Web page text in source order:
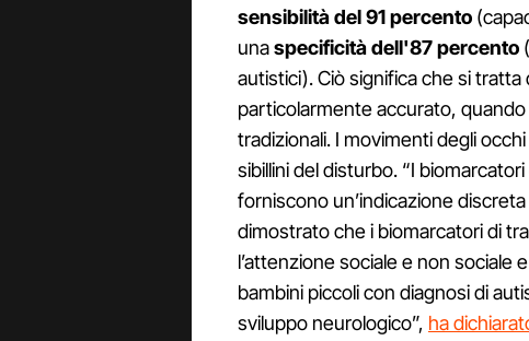
sensibilità del 91 percento
unaspecificità dell'87 percento
autistici). Ciò significa che si
particolarmente accurato,
tradizionali. I movimenti degli
sibillini del disturbo. “I
forniscono un’indicazione
dimostrato che i biomarcatori di
l’attenzione sociale e non sociale
bambini piccoli con diagnosi di
sviluppo neurologico”, ha